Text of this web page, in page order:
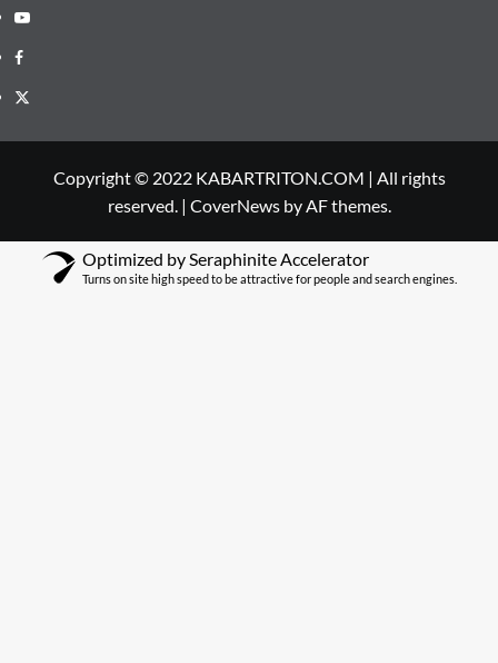
Youtube
Facebook
Twitter
Copyright © 2022 KABARTRITON.COM | All rights
reserved. | CoverNewsby AF themes.
Optimized by Seraphinite Accelerator
Turns on site high speed to be attractive for people and search engines.